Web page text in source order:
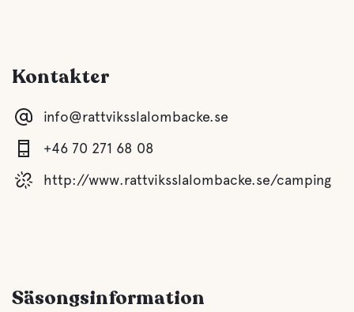
Husdjursvänligt
Kontakter
info@rattviksslalombacke.se
+46 70 271 68 08
http://www.rattviksslalombacke.se/camping
Säsongsinformation